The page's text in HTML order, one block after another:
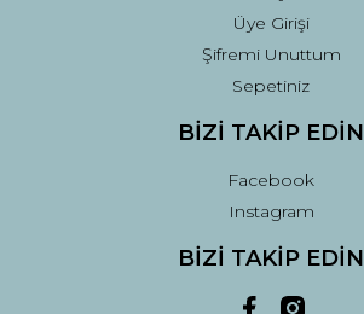
Üye Girişi
Şifremi Unuttum
Sepetiniz
BİZİ TAKİP EDİN
Facebook
Instagram
BİZİ TAKİP EDİN